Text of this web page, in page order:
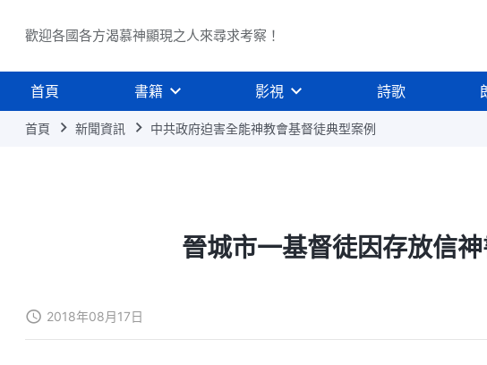
歡迎各國各方渴慕神顯現之人來尋求考察！
首頁 書籍 影視 詩歌
首頁 新聞資訊 中共政府迫害全能神教會基督徒典型案例
晉城市一基督徒因存放信
2018年08月17日